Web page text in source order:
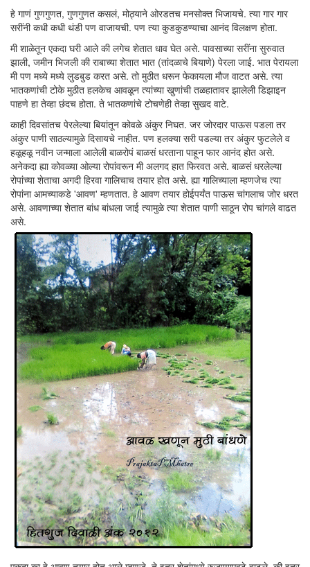
हे गाणं गुणगुणत, गुणगुणत कसलं, मोठ्याने ओरडतच मनसोक्त भिजायचे. त्या गार गार
सरींनी कधी कधी थंडी पण वाजायची. पण त्या कुडकुडण्याचा आनंद विलक्षण होता.
मी शाळेतून एकदा घरी आले की लगेच शेतात धाव घेत असे. पावसाच्या सरींना सुरुवात
झाली, जमीन भिजली की राबाच्या शेतात भात (तांदळाचे बियाणे) पेरला जाई. भात पेरायला
मी पण मध्ये मध्ये लुडबुड करत असे. तो मुठीत धरून फेकायला मौज वाटत असे. त्या
भातकणांची टोके मुठीत हलकेच आवळून त्यांच्या खुणांची तळहातावर झालेली डिझाइन
पाहणे हा तेव्हा छंदच होता. ते भातकणांचे टोचणेही तेव्हा सुखद वाटे.
काही दिवसांतच पेरलेल्या बियांतून कोवळे अंकुर निघत. जर जोरदार पाऊस पडला तर
अंकुर पाणी साठल्यामुळे दिसायचे नाहीत. पण हलक्या सरी पडल्या तर अंकुर फुटलेले व
हळूहळू नवीन जन्माला आलेली बाळरोपं बाळसं धरताना पाहून फार आनंद होत असे.
अनेकदा ह्या कोवळ्या ओल्या रोपांवरून मी अलगद हात फिरवत असे. बाळसं धरलेल्या
रोपांच्या शेताचा अगदी हिरवा गालिचाच तयार होत असे. ह्या गालिच्याला म्हणजेच त्या
रोपांना आमच्याकडे 'आवण' म्हणतात. हे आवण तयार होईपर्यंत पाऊस चांगलाच जोर धरत
असे. आवणाच्या शेतात बांध बांधला जाई त्यामुळे त्या शेतात पाणी साठून रोप चांगले वाढत
असे.